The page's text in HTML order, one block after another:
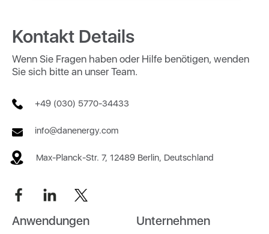
Kontakt Details
Wenn Sie Fragen haben oder Hilfe benötigen, wenden
Sie sich bitte an unser Team.
+49 (030) 5770-34433
info@danenergy.com
Max-Planck-Str. 7, 12489 Berlin, Deutschland
Anwendungen Unternehmen